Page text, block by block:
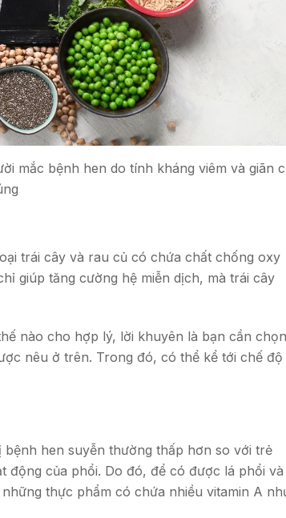
mắc bệnh hen do tính kháng viêm và giãn
trái cây và rau củ có chứa chất chống oxy
giúp tăng cường hệ miễn dịch, mà trái cây
nào cho hợp lý, lời khuyên là bạn cần chọn
nêu ở trên. Trong đó, có thể kể tới chế độ
hen suyễn thường thấp hơn so với trẻ
động của phổi. Do đó, để có được lá phổi và
thực phẩm có chứa nhiều vitamin A